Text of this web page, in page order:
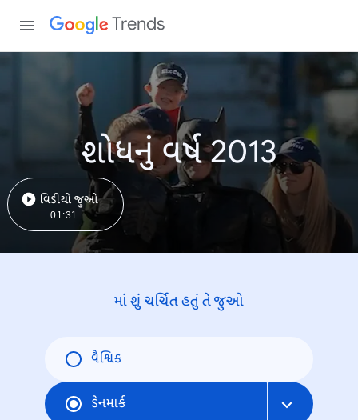
Trends
શોધનું વર્ષ 2013
વિડીયો જુઓ
01:31
માં શું ચર્ચિત હતું તે જુઓ
વૈશ્વિક
ડેનમાર્ક